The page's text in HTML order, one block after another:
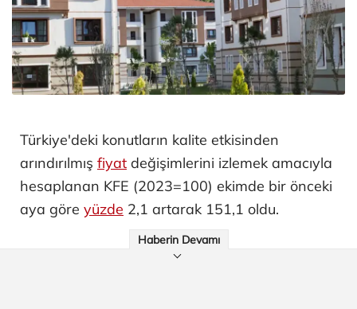
Türkiye'deki konutların kalite etkisinden
arındırılmış fiyat değişimlerini izlemek amacıyla
hesaplanan KFE (2023=100) ekimde bir önceki
aya göre yüzde 2,1 artarak 151,1 oldu.
Haberin Devamı